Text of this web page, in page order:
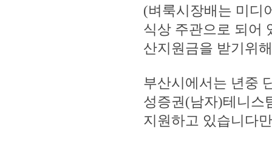
(벼룩시장배는 미디
식상 주관으로 되어
산지원금을 받기위
부산시에서는 년중
성증권(남자)테니스
지원하고 있습니다